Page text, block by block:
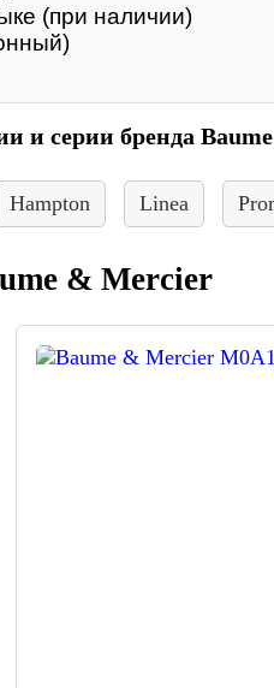
(при наличии)
и серии бренда
Hampton Linea
& Mercier